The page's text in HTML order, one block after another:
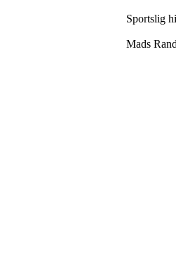
Sportslig
Mads